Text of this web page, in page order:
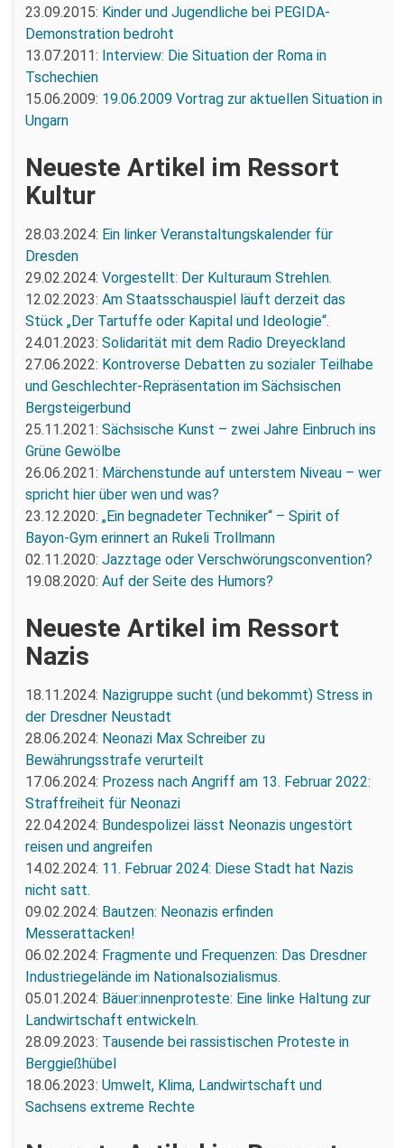
23.09.2015: Kinder und Jugendliche bei PEGIDA-
Demonstration bedroht
13.07.2011: Interview: Die Situation der Roma in
Tschechien
15.06.2009: 19.06.2009 Vortrag zur aktuellen Situation in
Ungarn
Neueste Artikel im Ressort
Kultur
28.03.2024: Ein linker Veranstaltungskalender für
Dresden
29.02.2024: Vorgestellt: Der Kulturaum Strehlen.
12.02.2023: Am Staatsschauspiel läuft derzeit das
Stück „Der Tartuffe oder Kapital und Ideologie“.
24.01.2023: Solidarität mit dem Radio Dreyeckland
27.06.2022: Kontroverse Debatten zu sozialer Teilhabe
und Geschlechter-Repräsentation im Sächsischen
Bergsteigerbund
25.11.2021: Sächsische Kunst – zwei Jahre Einbruch ins
Grüne Gewölbe
26.06.2021: Märchenstunde auf unterstem Niveau – wer
spricht hier über wen und was?
23.12.2020: „Ein begnadeter Techniker“ – Spirit of
Bayon-Gym erinnert an Rukeli Trollmann
02.11.2020: Jazztage oder Verschwörungsconvention?
19.08.2020: Auf der Seite des Humors?
Neueste Artikel im Ressort
Nazis
18.11.2024: Nazigruppe sucht (und bekommt) Stress in
der Dresdner Neustadt
28.06.2024: Neonazi Max Schreiber zu
Bewährungsstrafe verurteilt
17.06.2024: Prozess nach Angriff am 13. Februar 2022:
Straffreiheit für Neonazi
22.04.2024: Bundespolizei lässt Neonazis ungestört
reisen und angreifen
14.02.2024: 11. Februar 2024: Diese Stadt hat Nazis
nicht satt.
09.02.2024: Bautzen: Neonazis erfinden
Messerattacken!
06.02.2024: Fragmente und Frequenzen: Das Dresdner
Industriegelände im Nationalsozialismus.
05.01.2024: Bäuer:innenproteste: Eine linke Haltung zur
Landwirtschaft entwickeln.
28.09.2023: Tausende bei rassistischen Proteste in
Berggießhübel
18.06.2023: Umwelt, Klima, Landwirtschaft und
Sachsens extreme Rechte